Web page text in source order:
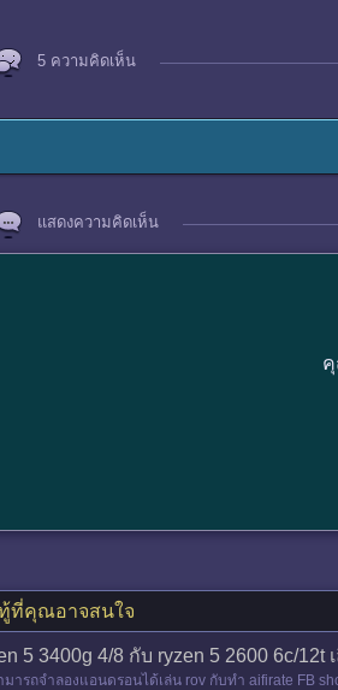
5 ความคิดเห็น
แสดงความคิดเห็น
ที่คุณอาจสนใจ
5 3400g 4/8 กับ ryzen 5 2600 6c/
มารถจำลองแอนดรอนได้เล่น rov กับทำ aifirate FB